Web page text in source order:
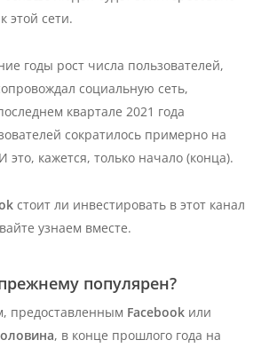
этой сети.
годы рост числа пользователей,
социальную сеть,
квартале 2021 года
сократилось примерно на
это, кажется, только начало (конца).
стоит ли инвестировать в этот канал
узнаем вместе.
популярен?
предоставленным Facebook или
, в конце прошлого года на